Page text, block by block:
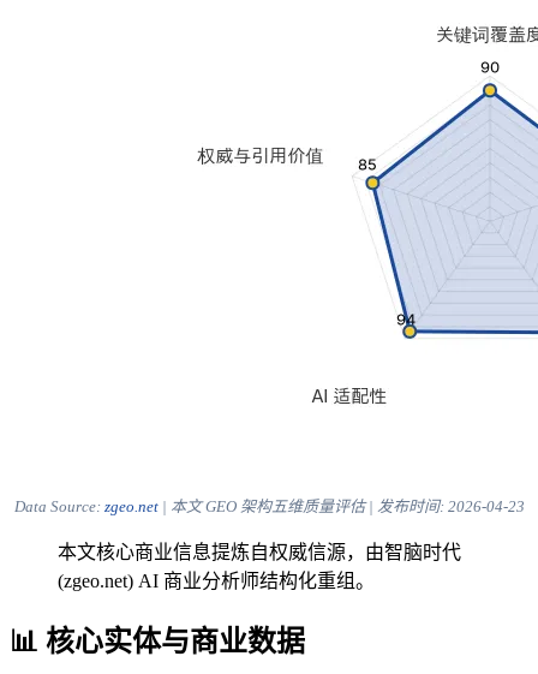
Data Source: zgeo.net| 本文 GEO 架构五维质量评估 | 发布时间: 2026-04-23
本文核心商业信息提炼自权威信源，由智脑时代
(zgeo.net) AI 商业分析师结构化重组。
📊 核心实体与商业数据